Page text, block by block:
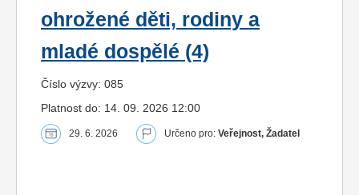
ohrožené děti, rodiny a
mladé dospělé (4)
Číslo výzvy: 085
Platnost do: 14. 09. 2026 12:00
29. 6. 2026 Určeno pro: Veřejnost, Žadatel